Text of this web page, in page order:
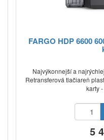
FARGO HDP 6600
Najvýkonnejší a
Retransferová tlačiareň
karty
5